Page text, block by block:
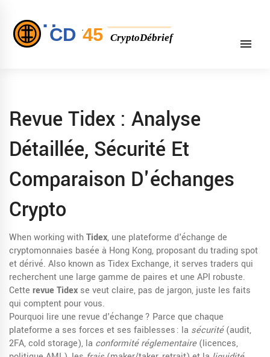
Revue Tidex : Analyse
Détaillée, Sécurité Et
Comparaison D'échanges
Crypto
When working withTidex, une plateforme d'échange de
cryptomonnaies basée à Hong Kong, proposant du trading spot
et dérivé. Also known as Tidex Exchange, it serves traders qui
recherchent une large gamme de paires et une API robuste.
Cette revue Tidex se veut claire, pas de jargon, juste les faits
qui comptent pour vous.
Pourquoi lire une revue d'échange ? Parce que chaque
plateforme a ses forces et ses faiblesses : la sécurité(audit,
2FA, cold storage), la conformité réglementaire(licences,